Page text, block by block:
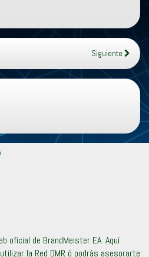
Siguiente
oficial de BrandMeister EA. Aquí
la Red DMR ó podrás asesorarte